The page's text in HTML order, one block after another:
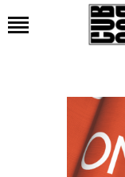
HOME
CHI SIAMO
SEDI